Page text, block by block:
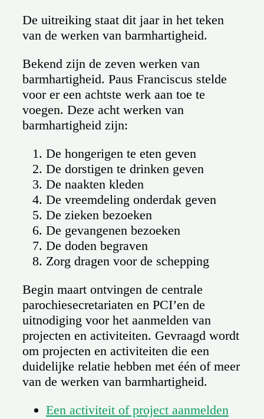
De uitreiking staat dit jaar in het teken
van de werken van barmhartigheid.
Bekend zijn de zeven werken van
barmhartigheid. Paus Franciscus stelde
voor er een achtste werk aan toe te
voegen. Deze acht werken van
barmhartigheid zijn:
De hongerigen te eten geven
De dorstigen te drinken geven
De naakten kleden
De vreemdeling onderdak geven
De zieken bezoeken
De gevangenen bezoeken
De doden begraven
Zorg dragen voor de schepping
Begin maart ontvingen de centrale
parochiesecretariaten en PCI’en de
uitnodiging voor het aanmelden van
projecten en activiteiten. Gevraagd wordt
om projecten en activiteiten die een
duidelijke relatie hebben met één of meer
van de werken van barmhartigheid.
Een activiteit of project aanmelden